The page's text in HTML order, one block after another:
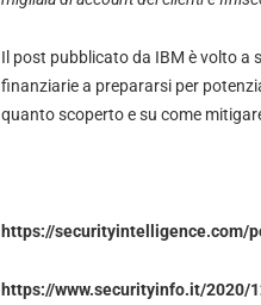
Il post pubblicato da IBM è volto a
finanziarie a prepararsi per
quanto scoperto e su come
https://
https://www.securityinfo.it/